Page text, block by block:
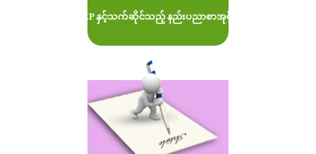
MOEP နှင့်သက်ဆိုင်သည့် နည်းပညာစာအုပ်များ